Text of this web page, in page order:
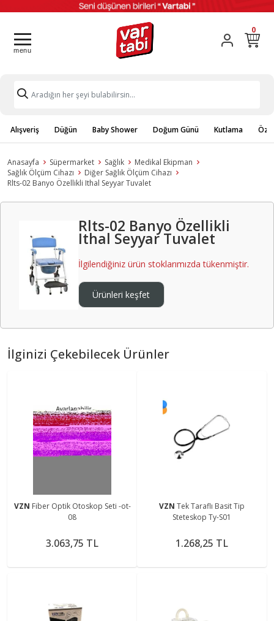
0
Alışveriş Düğün Baby Shower Doğum Günü Kutlama
Anasayfa Süpermarket Sağlık
Medikal Ekipman
Sağlık Ölçüm Cihazı
Diğer Sağlık Ölçüm Cihazı
Rlts-02 Banyo Özellikli Ithal Seyyar Tuvalet
Rlts-02 Banyo Özellikli
Ithal Seyyar Tuvalet
İlgilendiğiniz ürün stoklarımızda tükenmiştir.
Ürünleri keşfet
İlginizi Çekebilecek Ürünler
VZN Fiber Optik Otoskop Seti -ot-
08
3.063,75 TL
VZN Tek Taraflı Basit Tip
Steteskop Ty-S01
1.268,25 TL